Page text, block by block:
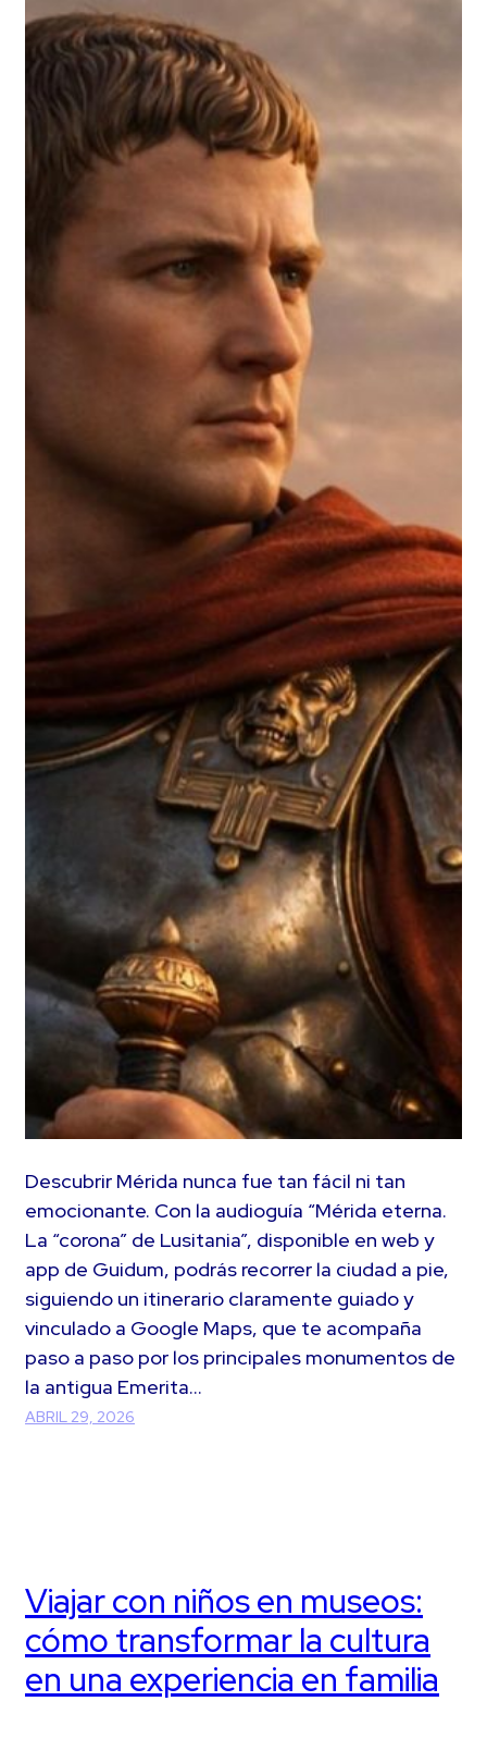
Descubrir Mérida nunca fue tan fácil ni tan
emocionante. Con la audioguía “Mérida eterna.
La “corona” de Lusitania”, disponible en web y
app de Guidum, podrás recorrer la ciudad a pie,
siguiendo un itinerario claramente guiado y
vinculado a Google Maps, que te acompaña
paso a paso por los principales monumentos de
la antigua Emerita…
ABRIL 29, 2026
Viajar con niños en museos:
cómo transformar la cultura
en una experiencia en familia